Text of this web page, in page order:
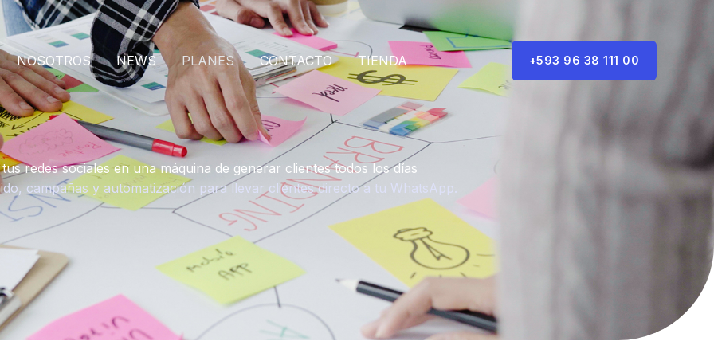
NOSOTROS NEWS PLANES CONTACTO TIENDA +593 96 38 111 00
redes sociales en una máquina de generar clientes todos los días
campañas y automatización para llevar clientes directo a tu WhatsApp.